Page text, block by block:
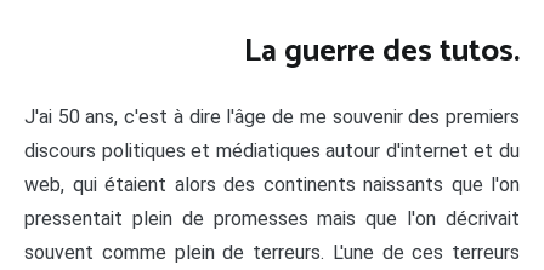
La guerre des tutos.
J'ai 50 ans, c'est à dire l'âge de me souvenir des premiers
discours politiques et médiatiques autour d'internet et du
web, qui étaient alors des continents naissants que l'on
pressentait plein de promesses mais que l'on décrivait
souvent comme plein de terreurs. L'une de ces terreurs